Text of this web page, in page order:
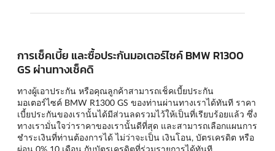
การเช็คเบี้ย และซื้อประกันมอเตอร์ไซค์ BMW R1300
GS ผ่านทางเช็คดิ
ทางผู้เอาประกัน หรือคุณลูกค้าสามารถเช็คเบี้ยประกัน
มอเตอร์ไซค์ BMW R1300 GS ของท่านผ่านทางเราได้ทันที ราคา
เบี้ยประกันของเรานั้นได้มีส่วนลดรวมไว้ให้เป็นที่เรียบร้อยแล้ว ซึ่ง
ทางเรามั่นใจว่าราคาของเรานั้นดีที่สุด และสามารถเลือกแผนการ
ชำระเงินที่ท่านต้องการได้ ไม่ว่าจะเป็น เงินโอน, บัตรเครดิต หรือ